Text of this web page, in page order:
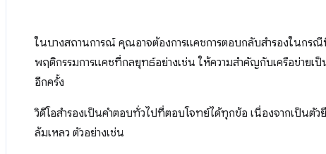
ในบางสถานการณ์ คุณอาจต้องการแคชการตอบกลับสำรองในกร
พฤติกรรมการแคชที่กลยุทธ์อย่างเช่น ให้ความสำคัญกับเครือข่าย
อีกครั้ง
วิดีโอสำรองเป็นคำตอบทั่วไปที่ตอบโจทย์ได้ทุกข้อ เนื่องจากเป็นตัว
ล้มเหลว ตัวอย่างเช่น